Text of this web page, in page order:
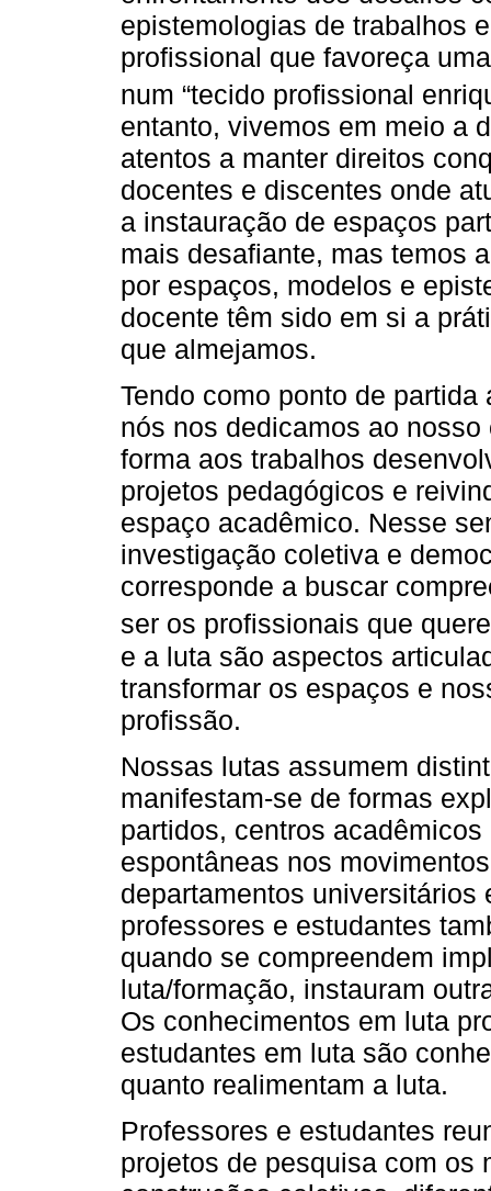
epistemologias de trabalhos
profissional que favoreça
num “tecido profissional
entanto, vivemos em meio a
atentos a manter direitos
docentes e discentes onde
a instauração de espaços
mais desafiante, mas temos
por espaços, modelos e
docente têm sido em si a
que almejamos.
Tendo como ponto de partida
nós nos dedicamos ao
forma aos trabalhos
projetos pedagógicos e
espaço acadêmico. Nesse
investigação coletiva e
corresponde a buscar
ser os profissionais que
e a luta são aspectos
transformar os espaços e
profissão.
Nossas lutas assumem
manifestam-se de formas
partidos, centros
espontâneas nos
departamentos universitários
professores e estudantes
quando se compreendem
luta/formação, instauram
Os conhecimentos em luta
estudantes em luta são
quanto realimentam a luta.
Professores e estudantes
projetos de pesquisa com os